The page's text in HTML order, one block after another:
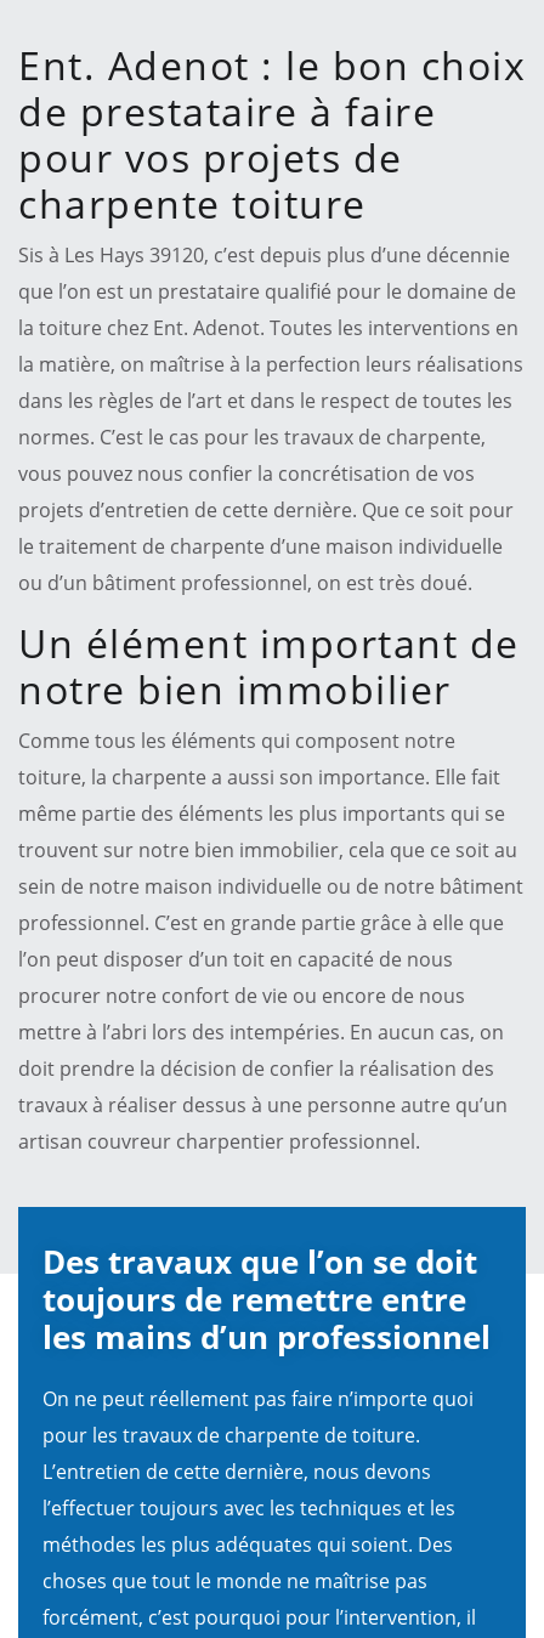
Ent. Adenot : le bon choix
de prestataire à faire
pour vos projets de
charpente toiture
Sis à Les Hays 39120, c’est depuis plus d’une décennie
que l’on est un prestataire qualifié pour le domaine de
la toiture chez Ent. Adenot. Toutes les interventions en
la matière, on maîtrise à la perfection leurs réalisations
dans les règles de l’art et dans le respect de toutes les
normes. C’est le cas pour les travaux de charpente,
vous pouvez nous confier la concrétisation de vos
projets d’entretien de cette dernière. Que ce soit pour
le traitement de charpente d’une maison individuelle
ou d’un bâtiment professionnel, on est très doué.
Un élément important de
notre bien immobilier
Comme tous les éléments qui composent notre
toiture, la charpente a aussi son importance. Elle fait
même partie des éléments les plus importants qui se
trouvent sur notre bien immobilier, cela que ce soit au
sein de notre maison individuelle ou de notre bâtiment
professionnel. C’est en grande partie grâce à elle que
l’on peut disposer d’un toit en capacité de nous
procurer notre confort de vie ou encore de nous
mettre à l’abri lors des intempéries. En aucun cas, on
doit prendre la décision de confier la réalisation des
travaux à réaliser dessus à une personne autre qu’un
artisan couvreur charpentier professionnel.
Des travaux que l’on se doit
toujours de remettre entre
les mains d’un professionnel
On ne peut réellement pas faire n’importe quoi
pour les travaux de charpente de toiture.
L’entretien de cette dernière, nous devons
l’effectuer toujours avec les techniques et les
méthodes les plus adéquates qui soient. Des
choses que tout le monde ne maîtrise pas
forcément, c’est pourquoi pour l’intervention, il